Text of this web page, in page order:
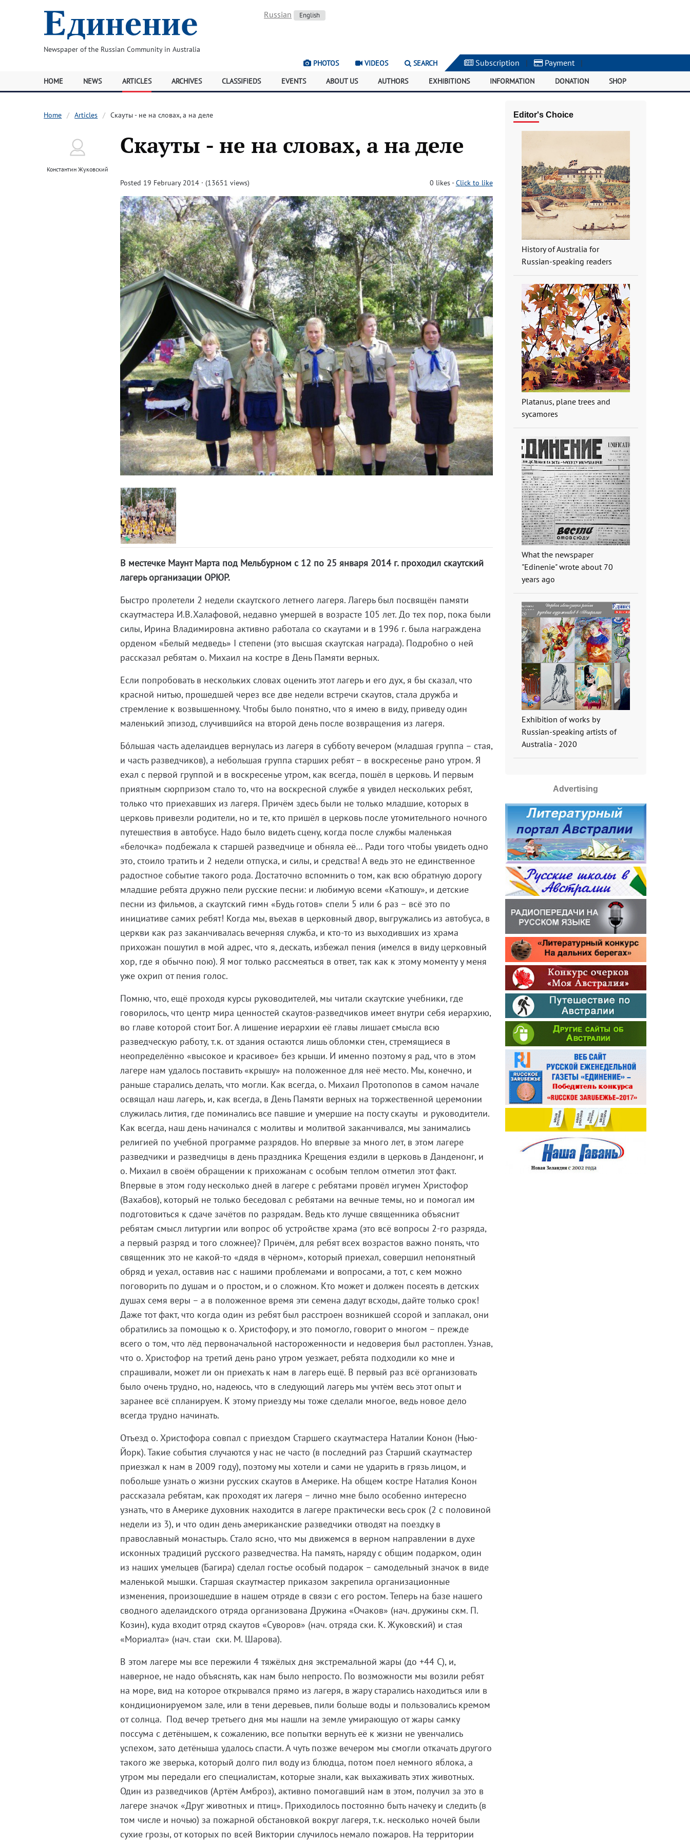
Newspaper of the Russian Community in Australia
Russian English
PHOTOS VIDEOS SEARCH Subscription | Payment |
HOME NEWS ARTICLES ARCHIVES CLASSIFIEDS EVENTS ABOUT US AUTHORS EXHIBITIONS INFORMATION DONATION SHOP
Home Articles Скауты - не на словах, а на деле
Константин Жуковский
Скауты - не на словах, а на деле
Posted 19 February 2014 · (13651 views) 0 likes-Click to like
В местечке Маунт Марта под Мельбурном с 12 по 25 января 2014 г. проходил скаутский
лагерь организации ОРЮР.
Быстро пролетели 2 недели скаутского летнего лагеря. Лагерь был посвящён памяти
скаутмастера И.В.Халафовой, недавно умершей в возрасте 105 лет. До тех пор, пока были
силы, Ирина Владимировна активно работала со скаутами и в 1996 г. была награждена
орденом «Белый медведь» I степени (это высшая скаутская награда). Подробно о ней
рассказал ребятам о. Михаил на костре в День Памяти верных.
Если попробовать в нескольких словах оценить этот лагерь и его дух, я бы сказал, что
красной нитью, прошедшей через все две недели встречи скаутов, стала дружба и
стремление к возвышенному. Чтобы было понятно, что я имею в виду, приведу один
маленький эпизод, случившийся на второй день после возвращения из лагеря.
Бóльшая часть аделаидцев вернулась из лагеря в субботу вечером (младшая группа – стая,
и часть разведчиков), а небольшая группа старших ребят – в воскресенье рано утром. Я
ехал с первой группой и в воскресенье утром, как всегда, пошёл в церковь. И первым
приятным сюрпризом стало то, что на воскресной службе я увидел нескольких ребят,
только что приехавших из лагеря. Причём здесь были не только младшие, которых в
церковь привезли родители, но и те, кто пришёл в церковь после утомительного ночного
путешествия в автобусе. Надо было видеть сцену, когда после службы маленькая
«белочка» подбежала к старшей разведчице и обняла её… Ради того чтобы увидеть одно
это, стоило тратить и 2 недели отпуска, и силы, и средства! А ведь это не единственное
радостное событие такого родa. Достаточно вспомнить о том, как всю обратную дорогу
младшие ребята дружно пели русские песни: и любимую всеми «Катюшу», и детские
песни из фильмов, а скаутский гимн «Будь готов» спели 5 или 6 раз – всё это по
инициативе самих ребят! Когда мы, въехав в церковный двор, выгружались из автобуса, в
церкви как раз заканчивалась вечерняя служба, и кто-то из выходивших из храма
прихожан пошутил в мой адрес, что я, дескать, избежал пения (имелся в виду церковный
хор, где я обычно пою). Я мог только рассмеяться в ответ, так как к этому моменту у меня
уже охрип от пения голос.
Помню, что, ещё проходя курсы руководителей, мы читали скаутские учебники, где
говорилось, что центр мира ценностей скаутов-разведчиков имеет внутри себя иерархию,
во главе которой стоит Бог. А лишение иерархии её главы лишает смысла всю
разведческую работу, т.к. от здания остаются лишь обломки стен, стремящиеся в
неопределённо «высокое и красивое» без крыши. И именно поэтому я рад, что в этом
лагере нам удалось поставить «крышу» на положенное для неё место. Мы, конечно, и
раньше старались делать, что могли. Как всегда, о. Михаил Протопопов в самом начале
освящал наш лагерь, и, как всегда, в День Памяти верных на торжественной церемонии
служилась лития, где поминались все павшие и умершие на посту скауты и руководители.
Как всегда, наш день начинался с молитвы и молитвой заканчивался, мы занимались
религией по учебной программе разрядов. Но впервые за много лет, в этом лагере
разведчики и разведчицы в день праздника Крещения ездили в церковь в Данденонг, и
о. Михаил в своём обращении к прихожанам с особым теплом отметил этот факт.
Впервые в этом году несколько дней в лагере с ребятами провёл игумен Христофор
(Вахабов), который не только беседовал с ребятами на вечные темы, но и помогал им
подготовиться к сдаче зачётов по разрядам. Ведь кто лучше священника объяснит
ребятам смысл литургии или вопрос об устройстве храма (это всё вопросы 2-го разряда,
а первый разряд и того сложнее)? Причём, для ребят всех возрастов важно понять, что
священник это не какой-то «дядя в чёрном», который приехал, совершил непонятный
обряд и уехал, оставив нас с нашими проблемами и вопросами, а тот, с кем можно
поговорить по душам и о простом, и о сложном. Кто может и должен посеять в детских
душах семя веры – а в положенное время эти семена дадут всходы, дайте только срок!
Даже тот факт, что когда один из ребят был расстроен возникшей ссорой и заплакал, они
обратились за помощью к о. Христофору, и это помогло, говорит о многом – прежде
всего о том, что лёд первоначальной настороженности и недоверия был растоплен. Узнав,
что о. Христофор на третий день рано утром уезжает, ребята подходили ко мне и
спрашивали, может ли он приехать к нам в лагерь ещё. В первый раз всё организовать
было очень трудно, но, надеюсь, что в следующий лагерь мы учтём весь этот опыт и
заранее всё спланируем. К этому приезду мы тоже сделали многое, ведь новое дело
всегда трудно начинать.
Отъезд о. Христофора совпал с приездом Старшего скаутмастера Наталии Конон (Нью-
Йорк). Такие события случаются у нас не часто (в последний раз Старший скаутмастер
приезжал к нам в 2009 году), поэтому мы хотели и сами не ударить в грязь лицом, и
побольше узнать о жизни русских скаутов в Америке. На общем костре Наталия Конон
рассказала ребятам, как проходят их лагеря – лично мне было особенно интересно
узнать, что в Америке духовник находится в лагере практически весь срок (2 с половиной
недели из 3), и что один день американские разведчики отводят на поездку в
православный монастырь. Стало ясно, что мы движемся в верном направлении в духе
исконных традиций русского разведчества. На память, наряду с общим подарком, один
из наших умельцев (Багира) сделал гостье особый подарок – самодельный значок в виде
маленькой мышки. Старшая скаутмастер приказом закрепила организационные
изменения, произошедшие в нашем отряде в связи с его ростом. Теперь на базе нашего
сводного аделаидского отряда организована Дружина «Очаков» (нач. дружины скм. П.
Козин), куда входит отряд скаутов «Суворов» (нач. отряда ски. К. Жуковский) и стая
«Мориалта» (нач. стаи ски. М. Шарова).
В этом лагере мы все пережили 4 тяжёлых дня экстремальной жары (до +44 C), и,
наверное, не надо объяснять, как нам было непросто. По возможности мы возили ребят
на море, вид на которое открывался прямо из лагеря, в жару старались находиться или в
кондиционируемом зале, или в тени деревьев, пили больше воды и пользовались кремом
от солнца. Под вечер третьего дня мы нашли на земле умирающую от жары самку
поссума с детёнышем, к сожалению, все попытки вернуть её к жизни не увенчались
успехом, зато детёныша удалось спасти. А чуть позже вечером мы смогли откачать другого
такого же зверька, который долго пил воду из блюдца, потом поел немного яблока, а
утром мы передали его специалистам, которые знали, как выхаживать этих животных.
Один из разведчиков (Артём Амброз), активно помогавший нам в этом, получил за это в
лагере значок «Друг животных и птиц». Приходилось постоянно быть начеку и следить (в
том числе и ночью) за пожарной обстановкой вокруг лагеря, т.к. несколько ночей были
сухие грозы, от которых по всей Виктории случилось немало пожаров. На территории
Editor's Choice
History of Australia for
Russian-speaking readers
Platanus, plane trees and
sycamores
What the newspaper
"Edinenie" wrote about 70
years ago
Exhibition of works by
Russian-speaking artists of
Australia - 2020
Advertising